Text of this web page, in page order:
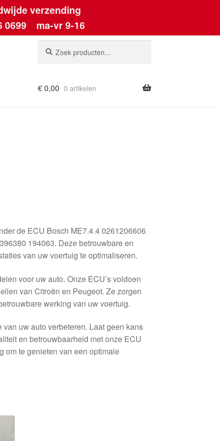
verzending
0699 ma-vr 9-16
naar:
€0,00 0 artikelen
de ECU Bosch ME7.4.4 0261206606
194063. Deze betrouwbare en
van uw voertuig te optimaliseren.
voor uw auto. Onze ECU’s voldoen
van Citroën en Peugeot. Ze zorgen
werking van uw voertuig.
uw auto verbeteren. Laat geen kans
en betrouwbaarheid met onze ECU
om te genieten van een optimale